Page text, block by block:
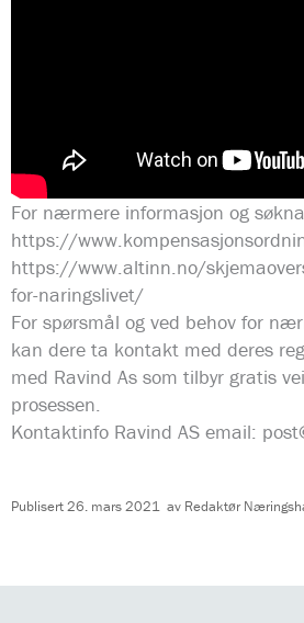
For nærmere informasjon og
https://
https://www.altinn.no/
for-naringslivet/
For spørsmål og ved behov for
kan dere ta kontakt med deres
med Ravind As som tilbyr gratis
prosessen.
Kontaktinfo Ravind AS email:
Publisert26. mars 2021 av Redaktør